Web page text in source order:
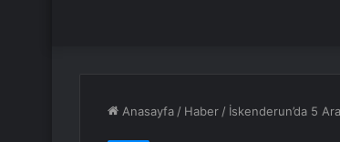
Anasayfa / Haber / İskenderun’da 5